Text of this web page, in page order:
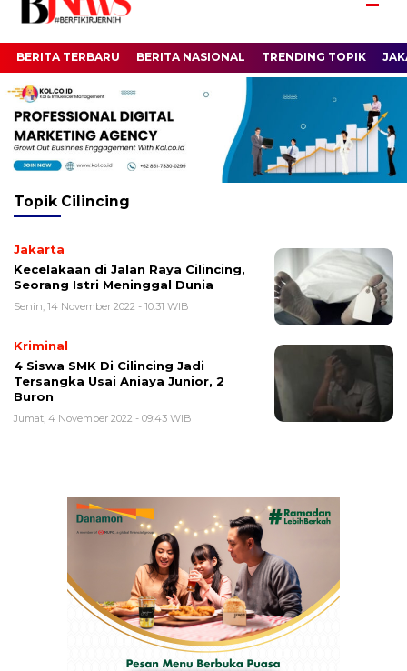
BERITA TERBARU BERITA NASIONAL TRENDING TOPIK
Topik Cilincing
Jakarta
Kecelakaan di Jalan Raya Cilincing,
Seorang Istri Meninggal Dunia
Senin, 14 November 2022 - 10:31 WIB
Kriminal
4 Siswa SMK Di Cilincing Jadi
Tersangka Usai Aniaya Junior, 2
Buron
Jumat, 4 November 2022 - 09:43 WIB